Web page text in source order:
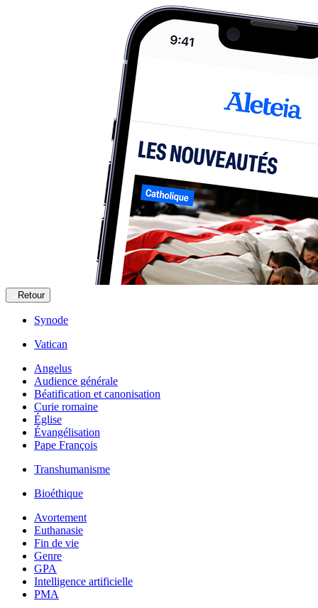
Retour
Synode
Vatican
Angelus
Audience générale
Béatification et canonisation
Curie romaine
Église
Évangélisation
Pape François
Transhumanisme
Bioéthique
Avortement
Euthanasie
Fin de vie
Genre
GPA
Intelligence artificielle
PMA